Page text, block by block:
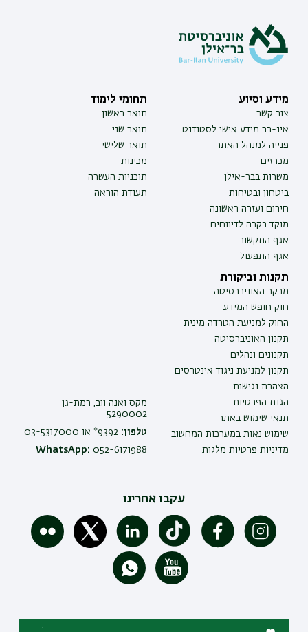
מידע וסיוע
צור קשר
אינ-בר מידע אישי לסטודנט
פנייה למנהל האתר
מכרזים
משרות בבר-אילן
ביטחון ובטיחות
חירום ועזרה ראשונה
מוקד בקרה לדיווחים
אגף התקשוב
אגף התפעול
תחומי לימוד
תואר ראשון
תואר שני
תואר שלישי
מכינות
תוכניות העשרה
תעודת הוראה
תקנות וביקורת
מבקר האוניברסיטה
חוק חופש המידע
החוק למניעת הטרדה מינית
תקנון האוניברסיטה
תקנונים ונהלים
תקנון למניעת ניגוד אינטרסים
הצהרת נגישות
הגנת הפרטיות
תנאי שימוש באתר
שימוש נאות במערכות המחשוב
מדיניות פרטיות מלגות
מקס ואנה ווב, רמת-גן
5290002
טלפון:
WhatsApp: 052-6171988
עקבו אחרינו